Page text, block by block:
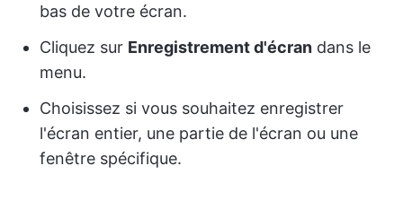
bas de votre écran.
Cliquez sur Enregistrement d'écran dans le
menu.
Choisissez si vous souhaitez enregistrer
l'écran entier, une partie de l'écran ou une
fenêtre spécifique.